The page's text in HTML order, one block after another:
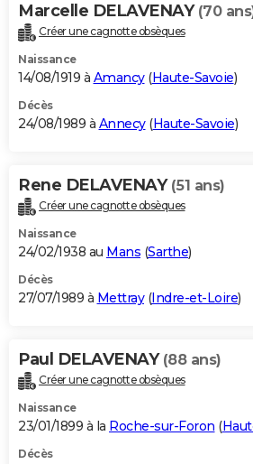
Marcelle DELAVENAY (70
Créer une cagnotte obsèques
Naissance
14/08/1919 à Amancy(Haute-Savoie)
Décès
24/08/1989 à Annecy(Haute-Savoie)
Rene DELAVENAY (51 ans)
Créer une cagnotte obsèques
Naissance
24/02/1938 au Mans (Sarthe)
Décès
27/07/1989 à Mettray(Indre-et-Loire)
Paul DELAVENAY (88 ans)
Créer une cagnotte obsèques
Naissance
23/01/1899 à la Roche-sur-Foron (
Décès